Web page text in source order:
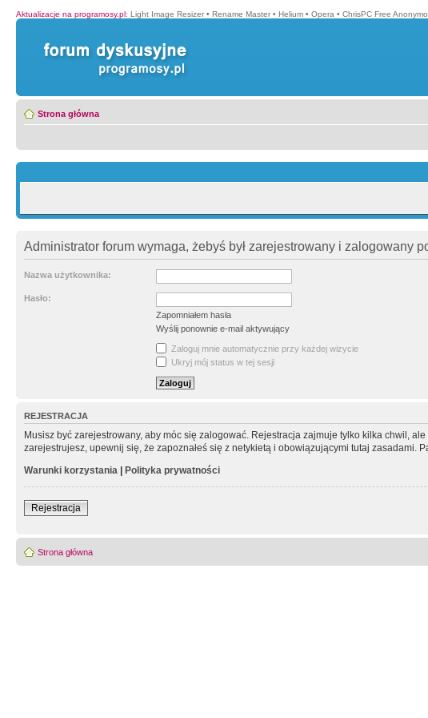
Aktualizacje na programosy.pl: Light Image Resizer • Rename Master • Helium • Opera • ChrisPC Free
Strona główna
Administrator forum wymaga, żebyś był zarejestrowany i zalogowany
Nazwa użytkownika:
Hasło:
Zapomniałem hasła
Wyślij ponownie e-mail aktywujący
Zaloguj mnie automatycznie przy każdej wizycie
Ukryj mój status w tej sesji
REJESTRACJA
Musisz być zarejestrowany, aby móc się zalogować. Rejestracja zajmuje tylko kilka chwil,
zarejestrujesz, upewnij się, że zapoznałeś się z netykietą i obowiązującymi tutaj zasadami.
Warunki korzystania | Polityka prywatności
Rejestracja
Strona główna